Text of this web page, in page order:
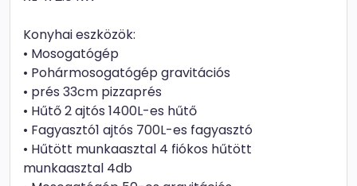
Konyhai eszközök:
• Mosogatógép
• Pohármosogatógép gravitációs
• prés 33cm pizzaprés
• Hűtő 2 ajtós 1400L-es hűtő
• Fagyasztó1 ajtós 700L-es fagyasztó
• Hűtött munkaasztal 4 fiókos hűtött
munkaasztal 4db